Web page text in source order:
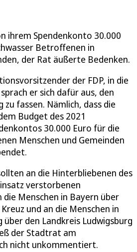
ihrem Spendenkonto 30.000
Betroffenen in
der Rat äußerte Bedenken.
der FDP, in die
er sich dafür aus, den
zu fassen. Nämlich, dass die
Budget des 2021
30.000 Euro für die
Menschen und Gemeinden
an die Hinterbliebenen des
verstorbenen
die Menschen in Bayern über
und an die Menschen in
den Landkreis Ludwigsburg
der Stadtrat am
nicht unkommentiert.